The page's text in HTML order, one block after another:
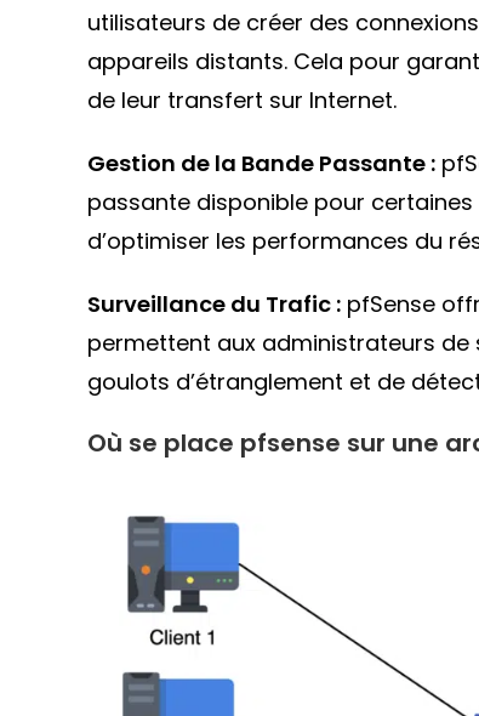
utilisateurs de créer des
appareils distants. Cela pour
de leur transfert sur Internet.
Gestion de la Bande Passante :
passante disponible pour
d’optimiser les performances du
Surveillance du Trafic : pfSense
permettent aux administrateurs de
goulots d’étranglement et de
Où se place pfsense sur une